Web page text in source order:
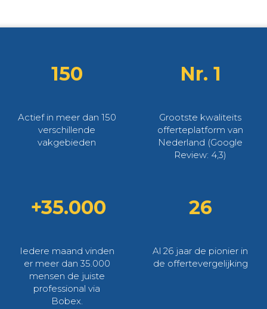
150
Actief in meer dan 150
verschillende
vakgebieden
Nr. 1
Grootste kwaliteits
offerteplatform van
Nederland (Google
Review: 4,3)
+35.000
Iedere maand vinden
er meer dan 35.000
mensen de juiste
professional via
Bobex.
26
Al 26 jaar de pionier in
de offertevergelijking